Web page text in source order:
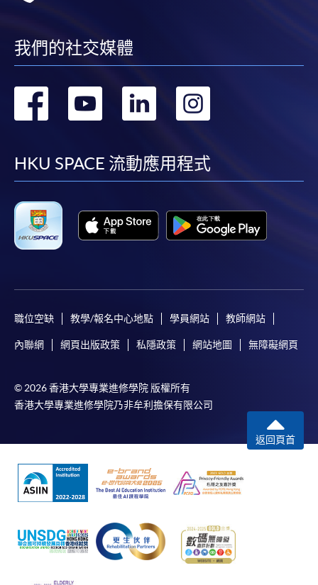
我們的社交媒體
轉
facebook
轉
youtube
轉
linkedin
HKU SPACE 流動應用程式
職位空缺 教學/報名中心地點 學員網站 教師網站
內聯網 網頁出版政策 私隱政策 網站地圖 無障礙網頁
© 2026 香港大學專業進修學院 版權所有
香港大學專業進修學院乃非牟利擔保有限公司
返回頁首